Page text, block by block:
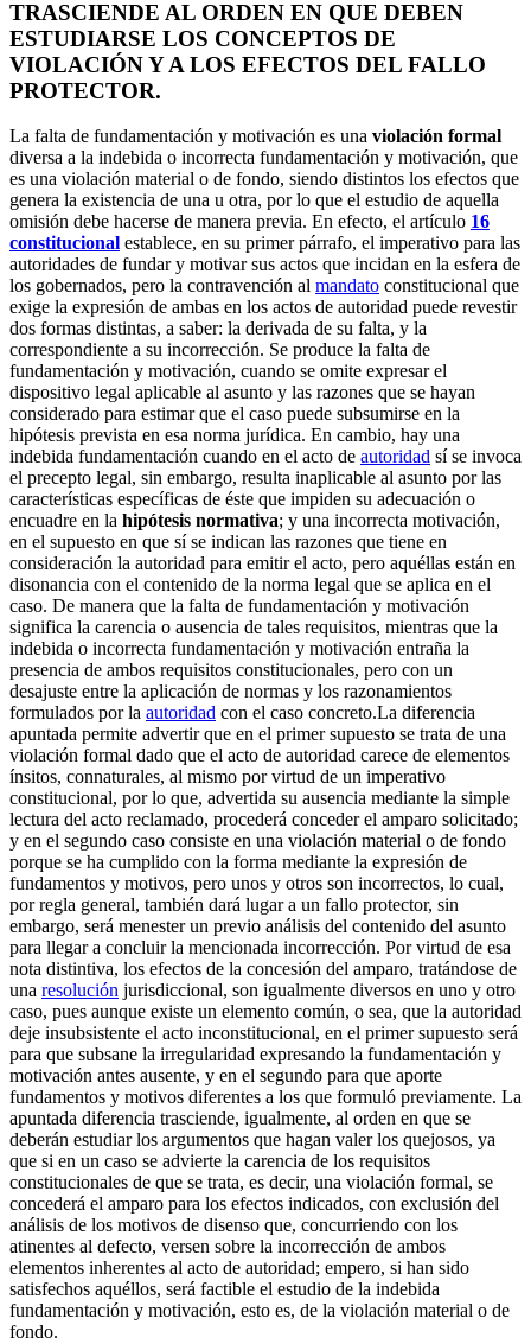
TRASCIENDE AL ORDEN EN QUE DEBEN
ESTUDIARSE LOS CONCEPTOS DE
VIOLACIÓN Y A LOS EFECTOS DEL FALLO
PROTECTOR.
La falta de fundamentación y motivación es una violación formal
diversa a la indebida o incorrecta fundamentación y motivación, que
es una violación material o de fondo, siendo distintos los efectos que
genera la existencia de una u otra, por lo que el estudio de aquella
omisión debe hacerse de manera previa. En efecto, el artículo 16
constitucional establece, en su primer párrafo, el imperativo para las
autoridades de fundar y motivar sus actos que incidan en la esfera de
los gobernados, pero la contravención al mandato constitucional que
exige la expresión de ambas en los actos de autoridad puede revestir
dos formas distintas, a saber: la derivada de su falta, y la
correspondiente a su incorrección. Se produce la falta de
fundamentación y motivación, cuando se omite expresar el
dispositivo legal aplicable al asunto y las razones que se hayan
considerado para estimar que el caso puede subsumirse en la
hipótesis prevista en esa norma jurídica. En cambio, hay una
indebida fundamentación cuando en el acto de autoridad sí se invoca
el precepto legal, sin embargo, resulta inaplicable al asunto por las
características específicas de éste que impiden su adecuación o
encuadre en la hipótesis normativa; y una incorrecta motivación,
en el supuesto en que sí se indican las razones que tiene en
consideración la autoridad para emitir el acto, pero aquéllas están en
disonancia con el contenido de la norma legal que se aplica en el
caso. De manera que la falta de fundamentación y motivación
significa la carencia o ausencia de tales requisitos, mientras que la
indebida o incorrecta fundamentación y motivación entraña la
presencia de ambos requisitos constitucionales, pero con un
desajuste entre la aplicación de normas y los razonamientos
formulados por la autoridad con el caso concreto.La diferencia
apuntada permite advertir que en el primer supuesto se trata de una
violación formal dado que el acto de autoridad carece de elementos
ínsitos, connaturales, al mismo por virtud de un imperativo
constitucional, por lo que, advertida su ausencia mediante la simple
lectura del acto reclamado, procederá conceder el amparo solicitado;
y en el segundo caso consiste en una violación material o de fondo
porque se ha cumplido con la forma mediante la expresión de
fundamentos y motivos, pero unos y otros son incorrectos, lo cual,
por regla general, también dará lugar a un fallo protector, sin
embargo, será menester un previo análisis del contenido del asunto
para llegar a concluir la mencionada incorrección. Por virtud de esa
nota distintiva, los efectos de la concesión del amparo, tratándose de
una resolución jurisdiccional, son igualmente diversos en uno y otro
caso, pues aunque existe un elemento común, o sea, que la autoridad
deje insubsistente el acto inconstitucional, en el primer supuesto será
para que subsane la irregularidad expresando la fundamentación y
motivación antes ausente, y en el segundo para que aporte
fundamentos y motivos diferentes a los que formuló previamente. La
apuntada diferencia trasciende, igualmente, al orden en que se
deberán estudiar los argumentos que hagan valer los quejosos, ya
que si en un caso se advierte la carencia de los requisitos
constitucionales de que se trata, es decir, una violación formal, se
concederá el amparo para los efectos indicados, con exclusión del
análisis de los motivos de disenso que, concurriendo con los
atinentes al defecto, versen sobre la incorrección de ambos
elementos inherentes al acto de autoridad; empero, si han sido
satisfechos aquéllos, será factible el estudio de la indebida
fundamentación y motivación, esto es, de la violación material o de
fondo.